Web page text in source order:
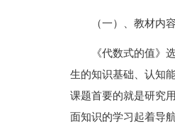
（一）、教材内
《代数式的值》
生的知识基础、认知
课题首要的就是研究
面知识的学习起着导